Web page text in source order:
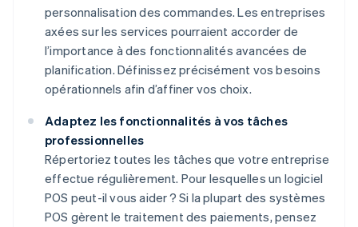
personnalisation des commandes. Les entreprises
axées sur les services pourraient accorder de
l’importance à des fonctionnalités avancées de
planification. Définissez précisément vos besoins
opérationnels afin d’affiner vos choix.
Adaptez les fonctionnalités à vos tâches
professionnelles
Répertoriez toutes les tâches que votre entreprise
effectue régulièrement. Pour lesquelles un logiciel
POS peut-il vous aider ? Si la plupart des systèmes
POS gèrent le traitement des paiements, pensez